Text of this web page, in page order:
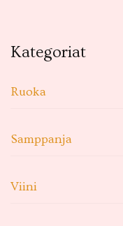
Kategoriat
Ruoka
Samppanja
Viini